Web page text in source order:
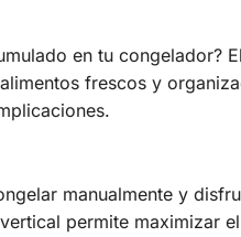
en tu congelador? El
frescos y
manualmente y
permite maximizar